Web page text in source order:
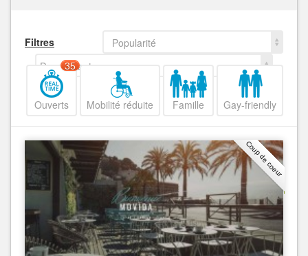
Filtres
Popularité
Decroissant
Ouverts
35
Mobilité réduite Famille Gay-friendly
Coup de coeur